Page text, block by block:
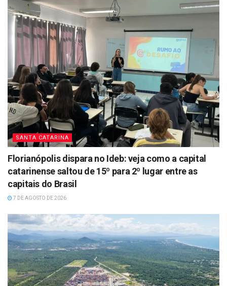
SANTA CATARINA
Florianópolis dispara no Ideb: veja como a capital
catarinense saltou de 15º para 2º lugar entre as
capitais do Brasil
7 DE AGOSTO DE 2026